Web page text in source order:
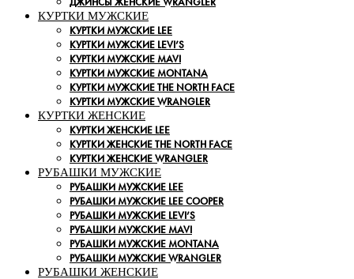
КУРТКИ МУЖСКИЕ
КУРТКИ МУЖСКИЕ LEE
КУРТКИ МУЖСКИЕ LEVI’S
КУРТКИ МУЖСКИЕ MAVI
КУРТКИ МУЖСКИЕ MONTANA
КУРТКИ МУЖСКИЕ THE NORTH FACE
КУРТКИ МУЖСКИЕ WRANGLER
КУРТКИ ЖЕНСКИЕ
КУРТКИ ЖЕНСКИЕ LEE
КУРТКИ ЖЕНСКИЕ THE NORTH FACE
КУРТКИ ЖЕНСКИЕ WRANGLER
РУБАШКИ МУЖСКИЕ
РУБАШКИ МУЖСКИЕ LEE
РУБАШКИ МУЖСКИЕ LEE COOPER
РУБАШКИ МУЖСКИЕ LEVI’S
РУБАШКИ МУЖСКИЕ MAVI
РУБАШКИ МУЖСКИЕ MONTANA
РУБАШКИ МУЖСКИЕ WRANGLER
РУБАШКИ ЖЕНСКИЕ